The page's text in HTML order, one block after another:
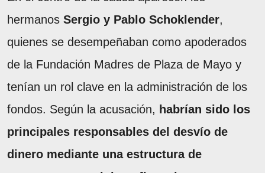
hermanos Sergio y Pablo Schoklender,
quienes se desempeñaban como apoderados
de la Fundación Madres de Plaza de Mayo y
tenían un rol clave en la administración de los
fondos. Según la acusación, habrían sido los
principales responsables del desvío de
dinero mediante una estructura de